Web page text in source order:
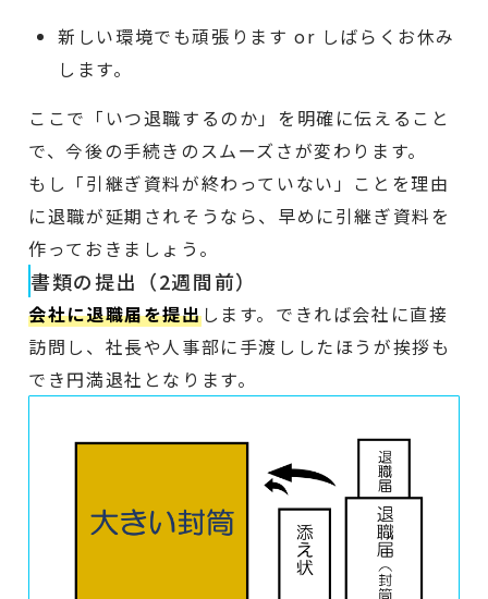
新しい環境でも頑張ります or しばらくお休み
します。
ここで「いつ退職するのか」を明確に伝えること
で、今後の手続きのスムーズさが変わります。
もし「引継ぎ資料が終わっていない」ことを理由
に退職が延期されそうなら、早めに引継ぎ資料を
作っておきましょう。
書類の提出（2週間前）
会社に退職届を提出します。できれば会社に直接
訪問し、社長や人事部に手渡ししたほうが挨拶も
でき円満退社となります。